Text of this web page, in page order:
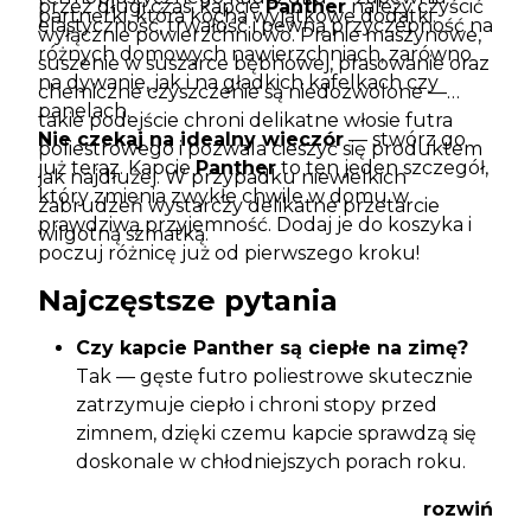
partnerki, która kocha wyjątkowe dodatki.
elastyczność, trwałość i pewną przyczepność na
różnych domowych nawierzchniach, zarówno
na dywanie, jak i na gładkich kafelkach czy
panelach.
przez długi czas, kapciePanthernależy czyścić
wyłącznie powierzchniowo. Pranie maszynowe,
suszenie w suszarce bębnowej, prasowanie oraz
chemiczne czyszczenie są niedozwolone —
takie podejście chroni delikatne włosie futra
poliestrowego i pozwala cieszyć się produktem
jak najdłużej. W przypadku niewielkich
zabrudzeń wystarczy delikatne przetarcie
wilgotną szmatką.
Nie czekaj na idealny wieczór — stwórz go
już teraz. Kapcie Panther to ten jeden szczegół,
który zmienia zwykłe chwile w domu w
prawdziwą przyjemność. Dodaj je do koszyka i
poczuj różnicę już od pierwszego kroku!
Najczęstsze pytania
Czy kapcie Panther są ciepłe na zimę?
Tak — gęste futro poliestrowe skutecznie
zatrzymuje ciepło i chroni stopy przed
zimnem, dzięki czemu kapcie sprawdzą się
doskonale w chłodniejszych porach roku.
TPR
rozwiń